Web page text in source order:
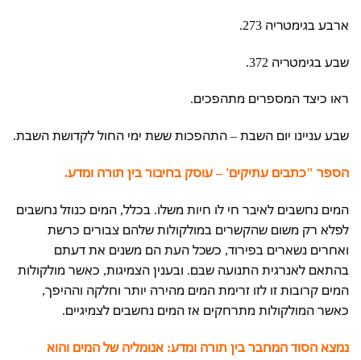
ארבע בגימטריה 273.
שבע בגימטריה 372.
ראו כיצד המספרים מתהפכים.
שבע עניינו יום השבת – התהפכות ששת ימי החול לקדושת השבת.
הספר "כתבים עתיקים' – עוסק בחיבור בין תורה ומדע.
המים נחשבים לאיבר חי לו חיות משלו. בכלל, המים כנוזל נחשבים
לפלא רק משום שהקשרים במולקולות שלהם צבורים כרשת
ואחרים נשארים בפירוד, כשכל העת הם משנים את דעתם
בהתאם לאנרגית התנועה שבם. ובענין הצמיגות, כאשר מולקולות
המים קרובות זו לזו זרימת המים מהירה יותר וחלקה וההיפך,
כאשר המולקולות מתרחקים אז המים נחשבים לצמיגיים.
נמצא הסוד המחבר בין תורה ומדע: אנומליה של המים והוא